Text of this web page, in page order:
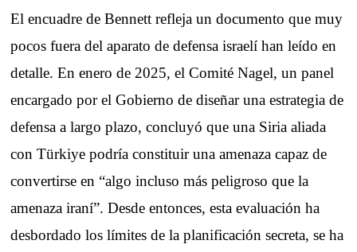
El encuadre de Bennett refleja un documento que muy
pocos fuera del aparato de defensa israelí han leído en
detalle. En enero de 2025, el Comité Nagel, un panel
encargado por el Gobierno de diseñar una estrategia de
defensa a largo plazo, concluyó que una Siria aliada
con Türkiye podría constituir una amenaza capaz de
convertirse en “algo incluso más peligroso que la
amenaza iraní”. Desde entonces, esta evaluación ha
desbordado los límites de la planificación secreta, se ha